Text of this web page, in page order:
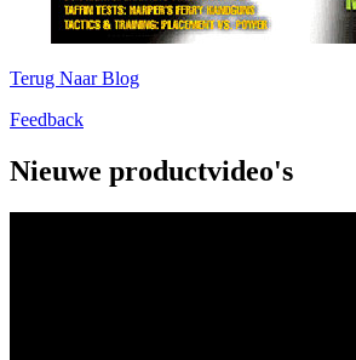
Terug Naar Blog
Feedback
Nieuwe productvideo's